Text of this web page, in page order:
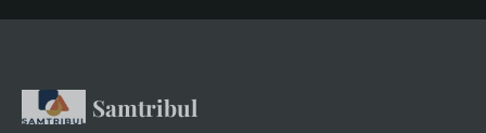
Samtribul